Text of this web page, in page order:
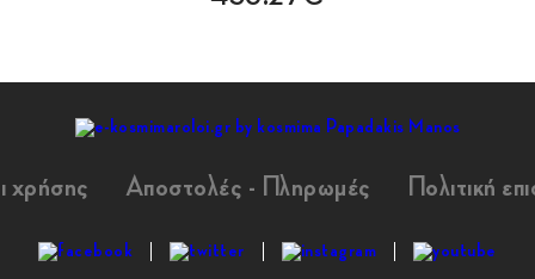
χρήσης Αποστολές - Πληρωμές Πολιτική